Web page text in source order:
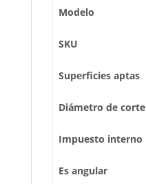
Modelo
SKU
Superficies aptas
Diámetro de corte
Impuesto interno
Es angular